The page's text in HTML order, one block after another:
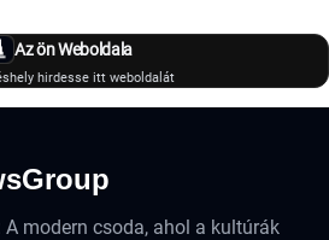
Az ön Weboldala
hirdesse itt weboldalát
A modern csoda, ahol a kultúrák